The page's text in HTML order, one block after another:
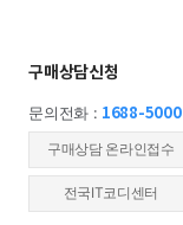
구매상담신청
문의전화 : 1688-5000
​구매상담 온라인접수
전국IT코디센터